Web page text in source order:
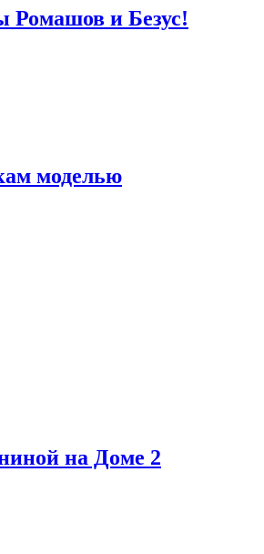
Ромашов и Безус!
моделью
на Доме 2